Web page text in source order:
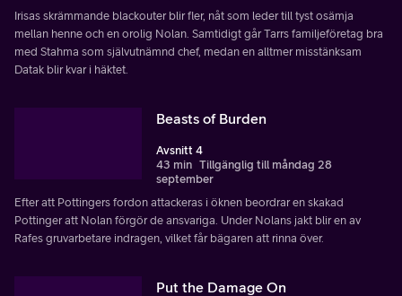
Irisas skrämmande blackouter blir fler, nåt som leder till tyst osämja
mellan henne och en orolig Nolan. Samtidigt går Tarrs familjeföretag bra
med Stahma som självutnämnd chef, medan en alltmer misstänksam
Datak blir kvar i häktet.
Beasts of Burden
Avsnitt 4
43 min Tillgänglig till måndag 28
september
Efter att Pottingers fordon attackeras i öknen beordrar en skakad
Pottinger att Nolan förgör de ansvariga. Under Nolans jakt blir en av
Rafes gruvarbetare indragen, vilket får bägaren att rinna över.
Put the Damage On